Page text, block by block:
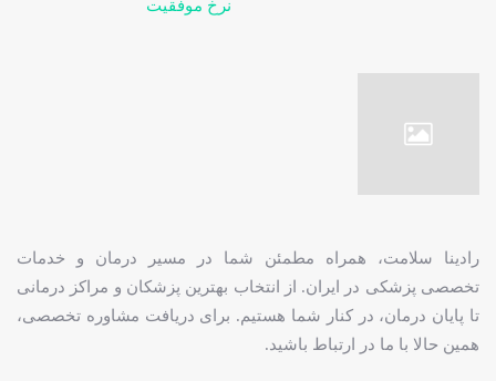
نرخ موفقیت
رادینا سلامت، همراه مطمئن شما در مسیر درمان و خدمات
تخصصی پزشکی در ایران. از انتخاب بهترین پزشکان و مراکز درمانی
تا پایان درمان، در کنار شما هستیم. برای دریافت مشاوره تخصصی،
همین حالا با ما در ارتباط باشید.